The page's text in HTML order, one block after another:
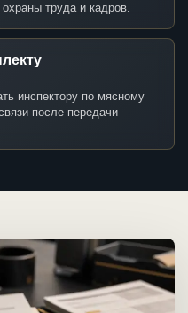
труда и кадров.
инспектору по мясному
после передачи